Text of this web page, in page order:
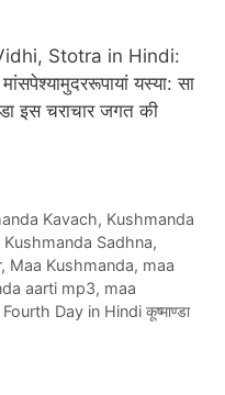
Stotra in Hindi:
यस्या: सा
इस चराचार जगत की
Kavach, Kushmanda
Kushmanda Sadhna,
, Maa Kushmanda, maa
aarti mp3, maa
Day in Hindi कूष्माण्डा